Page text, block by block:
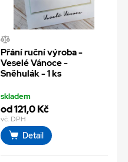
Přání ruční výroba -
Veselé Vánoce -
Sněhulák - 1 ks
skladem
od 121,0 Kč
vč. DPH
Detail